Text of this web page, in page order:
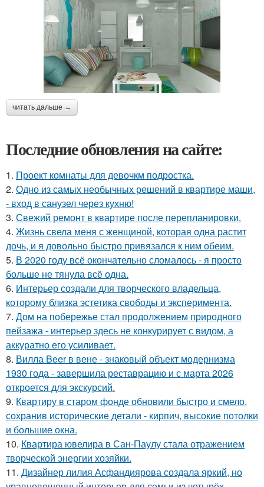
читать дальше →
Последние обновления на сайте:
1. Проект комнаты для девочкм подростка.
2. Одно из самых необычных решений в квартире маши,
- вход в санузел через кухню!
3. Свежий ремонт в квартире после перепланировки.
4. Жизнь свела меня с женщиной, которая одна растит
дочь, и я довольно быстро привязался к ним обеим.
5. В 2020 году всё окончательно сломалось - я просто
больше не тянула всё одна.
6. Интерьер создали для творческого владельца,
которому близка эстетика свободы и эксперимента.
7. Дом на побережье стал продолжением природного
пейзажа - интерьер здесь не конкурирует с видом, а
аккуратно его усиливает.
8. Вилла Beer в вене - знаковый объект модернизма
1930 года - завершила реставрацию и с марта 2026
откроется для экскурсий.
9. Квартиру в старом фонде обновили быстро и смело,
сохранив исторические детали - кирпич, высокие потолки
и большие окна.
10. Квартира ювелира в Сан-Паулу стала отражением
творческой энергии хозяйки.
11. Дизайнер лилия Асфандиярова создала яркий, но